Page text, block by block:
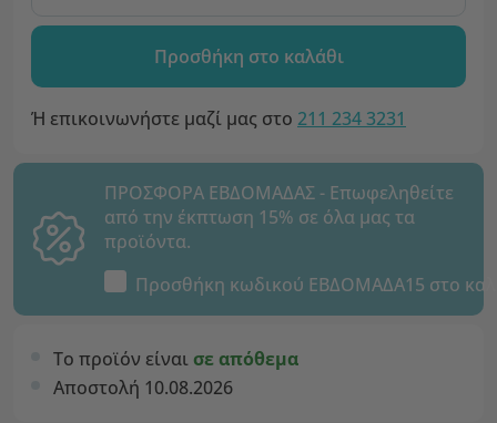
Προσθήκη στο καλάθι
Ή επικοινωνήστε μαζί μας στο 211 234 3231
ΠΡΟΣΦΟΡΑ ΕΒΔΟΜΑΔΑΣ - Επωφεληθείτε
από την έκπτωση 15% σε όλα μας τα
προϊόντα.
Προσθήκη κωδικού ΕΒΔΟΜΑΔΑ15 στο
Το προϊόν είναι σε απόθεμα
Αποστολή 10.08.2026